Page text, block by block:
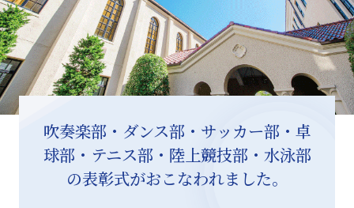
吹奏楽部・ダンス部・サッカー部・卓
球部・テニス部・陸上競技部・水泳部
の表彰式がおこなわれました。